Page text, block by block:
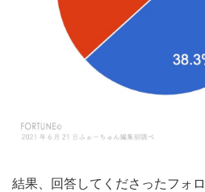
結果、回答してくださったフォ